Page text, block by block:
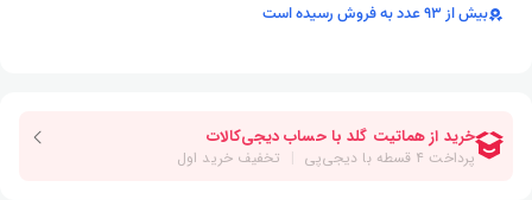
بیش از 93 عدد به فروش رسیده است